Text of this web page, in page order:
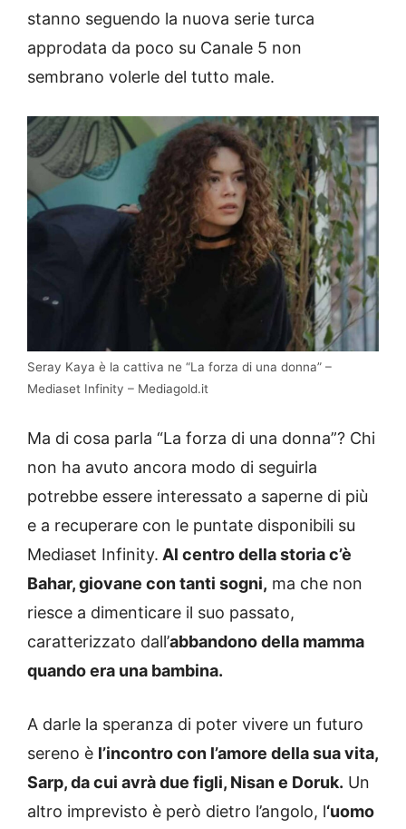
stanno seguendo la nuova serie turca
approdata da poco su Canale 5 non
sembrano volerle del tutto male.
Seray Kaya è la cattiva ne “La forza di una donna” –
Mediaset Infinity – Mediagold.it
Ma di cosa parla “La forza di una donna”? Chi
non ha avuto ancora modo di seguirla
potrebbe essere interessato a saperne di più
e a recuperare con le puntate disponibili su
Mediaset Infinity. Al centro della storia c’è
Bahar, giovane con tanti sogni, ma che non
riesce a dimenticare il suo passato,
caratterizzato dall’abbandono della mamma
quando era una bambina.
A darle la speranza di poter vivere un futuro
sereno è l’incontro con l’amore della sua vita,
Sarp, da cui avrà due figli, Nisan e Doruk. Un
altro imprevisto è però dietro l’angolo, l‘uomo